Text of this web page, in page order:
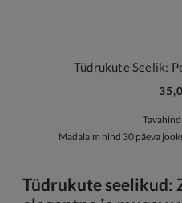
Tüdrukute Seelik:
Madalaim hind 30 päeva
Tüdrukute seelikud: